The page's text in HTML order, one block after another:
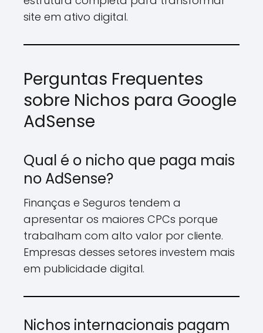
site em ativo digital.
Perguntas Frequentes
sobre Nichos para Google
AdSense
Qual é o nicho que paga mais
no AdSense?
Finanças e Seguros tendem a
apresentar os maiores CPCs porque
trabalham com alto valor por cliente.
Empresas desses setores investem mais
em publicidade digital.
Nichos internacionais pagam